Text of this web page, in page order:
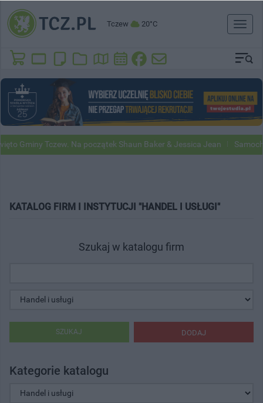
Tczew 20°C
Toggle
Gminy Tczew. Na początek Shaun Baker & Jessica Jean
KATALOG FIRM I INSTYTUCJI "HANDEL I USŁUGI"
Szukaj w katalogu firm
DODAJ
SZUKAJ
Kategorie katalogu